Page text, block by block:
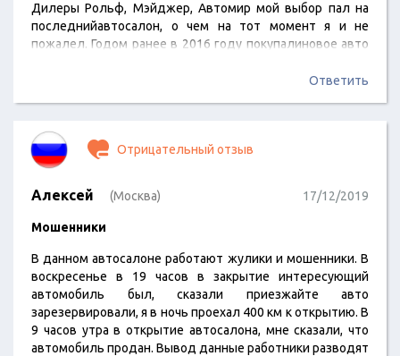
Дилеры Рольф, Мэйджер, Автомир мой выбор пал на
последнийавтосалон, о чем на тот момент я и не
пожалел. Годом ранее в 2016 году покупалиновое авто
на тот момент,порадовало. Однако в 2017 году, по
когда в 2017 году под конец годаменеджер, старший
менеджер…
Ответить
Отрицательный отзыв
Алексей (Москва) 17/12/2019
Мошенники
В данном автосалоне работают жулики и мошенники. В
воскресенье в 19 часов в закрытие интересующий
автомобиль был, сказали приезжайте авто
зарезервировали, я в ночь проехал 400 км к открытию. В
9 часов утра в открытие автосалона, мне сказали, что
автомобиль продан. Вывод данные работники разводят